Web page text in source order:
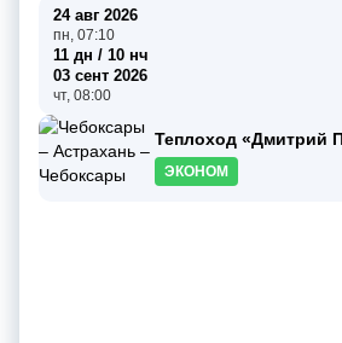
24 авг 2026
пн, 07:10
11 дн / 10 нч
03 сент 2026
чт, 08:00
Теплоход «Дмитрий
ЭКОНОМ